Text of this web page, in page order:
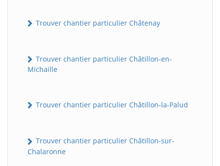
Trouver chantier particulier Châtenay
Trouver chantier particulier Châtillon-en-
Michaille
Trouver chantier particulier Châtillon-la-Palud
Trouver chantier particulier Châtillon-sur-
Chalaronne